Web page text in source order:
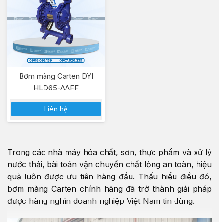
Bơm màng Carten DYI
HLD65-AAFF
Liên hệ
Trong các nhà máy hóa chất, sơn, thực phẩm và xử lý
nước thải, bài toán vận chuyển chất lỏng an toàn, hiệu
quả luôn được ưu tiên hàng đầu. Thấu hiểu điều đó,
bơm màng Carten chính hãng đã trở thành giải pháp
được hàng nghìn doanh nghiệp Việt Nam tin dùng.